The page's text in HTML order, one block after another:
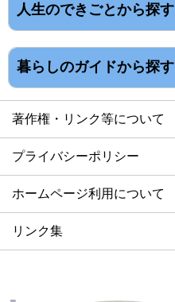
人生のできごとから探す
暮らしのガイドから探す
著作権・リンク等について
プライバシーポリシー
ホームページ利用について
リンク集